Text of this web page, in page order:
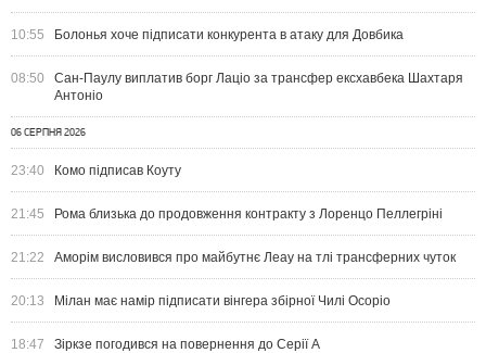
10:55 Болонья хоче підписати конкурента в атаку для Довбика
08:50
Сан-Паулу виплатив борг Лаціо за трансфер ексхавбека Шахтаря
Антоніо
06 СЕРПНЯ 2026
23:40 Комо підписав Коуту
21:45 Рома близька до продовження контракту з Лоренцо Пеллегріні
21:22 Аморім висловився про майбутнє Леау на тлі трансферних чуток
20:13 Мілан має намір підписати вінгера збірної Чилі Осоріо
18:47 Зіркзе погодився на повернення до Серії А